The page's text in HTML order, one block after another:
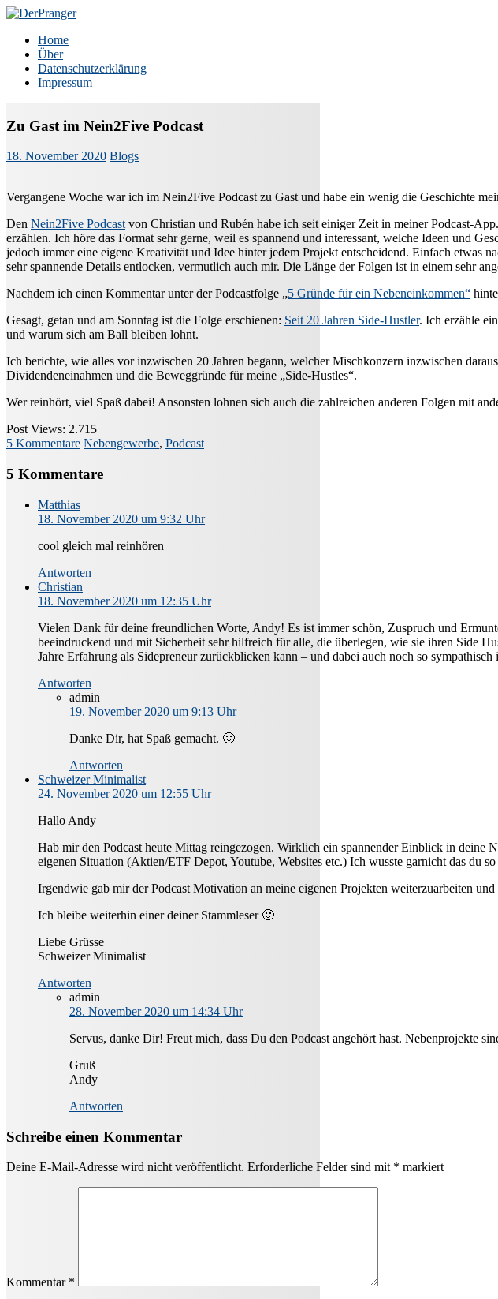
Zum
springen
DerPranger
Finanzen, Freiheit, Prangerei
Home
Über
Datenschutzerklärung
Impressum
Zu Gast im Nein2Five Podcast
18. November 2020 Blogs
Vergangene Woche war ich im Nein2Five Podcast zu Gast und habe ein wenig die Geschichte
Den Nein2Five Podcastvon Christian und Rubén habe ich seit einiger Zeit in meiner Podcast-
erzählen. Ich höre das Format sehr gerne, weil es spannend und interessant, welche Ideen und
jedoch immer eine eigene Kreativität und Idee hinter jedem Projekt entscheidend. Einfach etwas
sehr spannende Details entlocken, vermutlich auch mir. Die Länge der Folgen ist in einem sehr
Nachdem ich einen Kommentar unter der Podcastfolge „5 Gründe für ein Nebeneinkommen“
Gesagt, getan und am Sonntag ist die Folge erschienen: Seit 20 Jahren Side-Hustler. Ich erzähle
und warum sich am Ball bleiben lohnt.
Ich berichte, wie alles vor inzwischen 20 Jahren begann, welcher Mischkonzern inzwischen
Dividendeneinahmen und die Beweggründe für meine „Side-Hustles“.
Wer reinhört, viel Spaß dabei! Ansonsten lohnen sich auch die zahlreichen anderen Folgen mit
Post Views: 2.715
5 Kommentare Nebengewerbe, Podcast
5 Kommentare
Matthias
18. November 2020 um 9:32 Uhr
cool gleich mal reinhören
Antworten
Christian
18. November 2020 um 12:35 Uhr
Vielen Dank für deine freundlichen Worte, Andy! Es ist immer schön, Zuspruch und
beeindruckend und mit Sicherheit sehr hilfreich für alle, die überlegen, wie sie ihren Side
Jahre Erfahrung als Sidepreneur zurückblicken kann – und dabei auch noch so sympathisch
Antworten
admin
19. November 2020 um 9:13 Uhr
Danke Dir, hat Spaß gemacht. 🙂
Antworten
Schweizer Minimalist
24. November 2020 um 12:55 Uhr
Hallo Andy
Hab mir den Podcast heute Mittag reingezogen. Wirklich ein spannender Einblick in
eigenen Situation (Aktien/ETF Depot, Youtube, Websites etc.) Ich wusste garnicht das du
Irgendwie gab mir der Podcast Motivation an meine eigenen Projekten weiterzuarbeiten
Ich bleibe weiterhin einer deiner Stammleser 🙂
Liebe Grüsse
Schweizer Minimalist
Antworten
admin
28. November 2020 um 14:34 Uhr
Servus, danke Dir! Freut mich, dass Du den Podcast angehört hast. Nebenprojekte
Gruß
Andy
Antworten
Schreibe einen Kommentar
Deine E-Mail-Adresse wird nicht veröffentlicht. Erforderliche Felder sind mit * markiert
Kommentar *